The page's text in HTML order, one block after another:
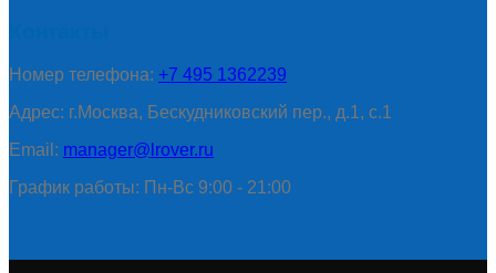
Номер телефона: +7 495 1362239
Адрес: г.Москва, Бескудниковский пер., д.1, с.1
Email: manager@lrover.ru
График работы: Пн-Вс 9:00 - 21:00